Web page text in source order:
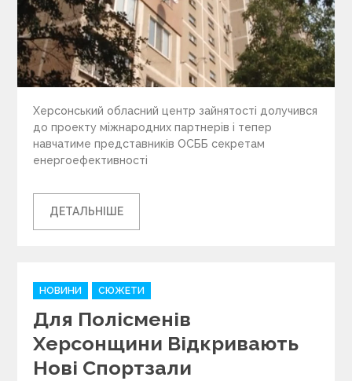
Херсонський обласний центр зайнятості долучився
до проекту міжнародних партнерів і тепер
навчатиме представників ОСББ секретам
енергоефективності
ДЕТАЛЬНІШЕ
C
a
t
e
g
o
НОВИНИ СЮЖЕТИ
Для Полісменів
Херсонщини Відкривають
Нові Спортзали